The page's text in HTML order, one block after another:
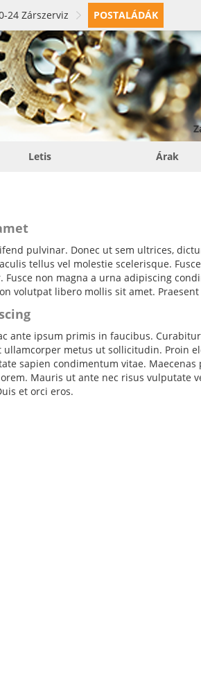
24 Zárszerviz POSTALÁDÁK
Letis Árak
pulvinar. Donec ut sem ultrices,
tellus vel molestie scelerisque.
Fusce non magna a urna adipiscing
volutpat libero mollis sit amet.
ante ipsum primis in faucibus.
metus ut sollicitudin. Proin
sapien condimentum vitae. Maecenas
Mauris ut ante nec risus vulputate
et orci eros.